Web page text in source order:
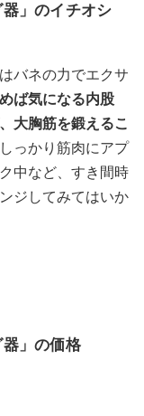
」のイチオシ
バネの力でエクサ
ば気になる内股
大胸筋を鍛えるこ
っかり筋肉にアプ
中など、すき間時
ジしてみてはいか
」の価格